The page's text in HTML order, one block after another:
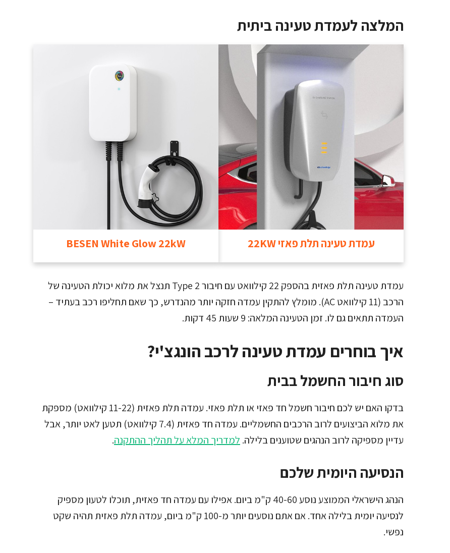
המלצה לעמדת טעינה ביתית
עמדת טעינה תלת פאזי 22KW BESEN White Glow 22kW
עמדת טעינה תלת פאזית בהספק 22 קילוואט עם חיבור Type 2 תנצל את מלוא יכולת הטעינה של
הרכב (11 קילוואט AC). מומלץ להתקין עמדה חזקה יותר מהנדרש, כך שאם תחליפו רכב בעתיד –
העמדה תתאים גם לו. זמן הטעינה המלאה: 9 שעות 45 דקות.
איך בוחרים עמדת טעינה לרכב הונגצ'י?
סוג חיבור החשמל בבית
בדקו האם יש לכם חיבור חשמל חד פאזי או תלת פאזי. עמדה תלת פאזית (11-22 קילוואט) מספקת
את מלוא הביצועים לרוב הרכבים החשמליים. עמדה חד פאזית (7.4 קילוואט) תטען לאט יותר, אבל
עדיין מספיקה לרוב הנהגים שטוענים בלילה. למדריך המלא על תהליך ההתקנה.
הנסיעה היומית שלכם
הנהג הישראלי הממוצע נוסע 40-60 ק"מ ביום. אפילו עם עמדה חד פאזית, תוכלו לטעון מספיק
לנסיעה יומית בלילה אחד. אם אתם נוסעים יותר מ-100 ק"מ ביום, עמדה תלת פאזית תהיה שקט
נפשי.